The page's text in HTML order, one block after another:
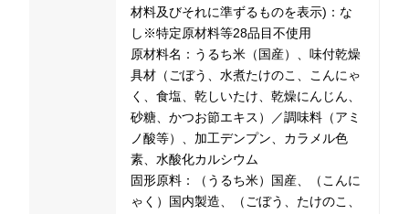
材料及びそれに準ずるものを表示)：な
し※特定原材料等28品目不使用
原材料名：うるち米（国産）、味付乾燥
具材（ごぼう、水煮たけのこ、こんにゃ
く、食塩、乾しいたけ、乾燥にんじん、
砂糖、かつお節エキス）／調味料（アミ
ノ酸等）、加工デンプン、カラメル色
素、水酸化カルシウム
固形原料：（うるち米）国産、（こんに
ゃく）国内製造、（ごぼう、たけのこ、